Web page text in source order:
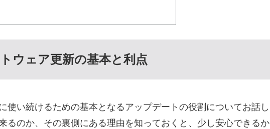
ウェア更新の基本と利点
使い続けるための基本となるアップデートの役割についてお話し
るのか、その裏側にある理由を知っておくと、少し安心できるか